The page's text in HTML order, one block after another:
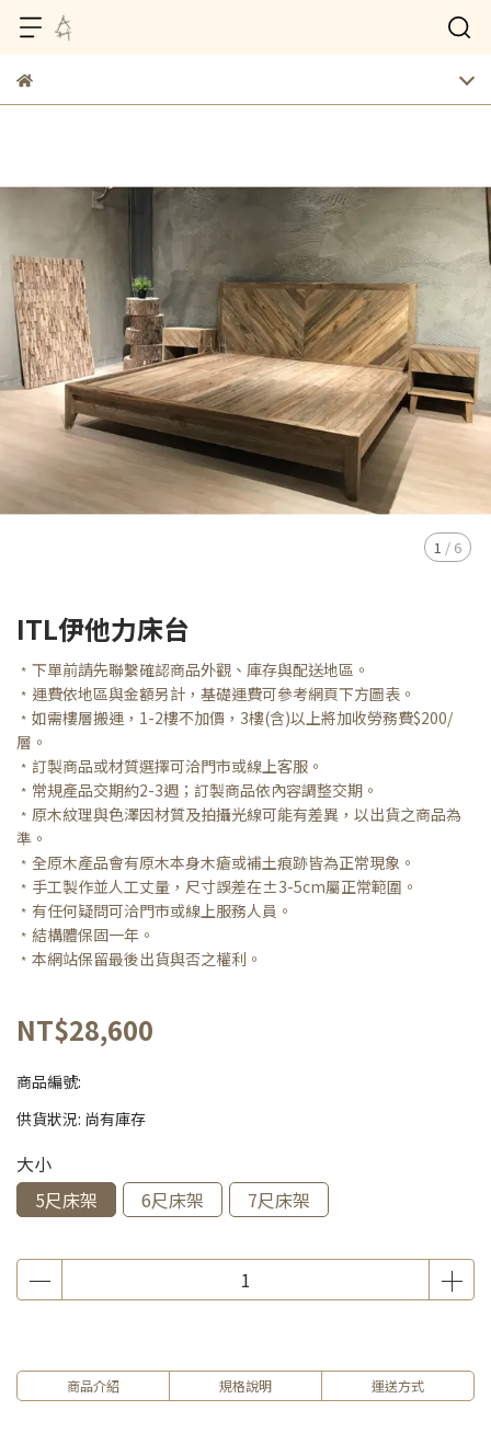
1 / 6
ITL伊他力床台
﹡下單前請先聯繫確認商品外觀、庫存與配送地區。
﹡運費依地區與金額另計，基礎運費可參考網頁下方圖表。
﹡如需樓層搬運，1-2樓不加價，3樓(含)以上將加收勞務費$200/
層。
﹡訂製商品或材質選擇可洽門市或線上客服。
﹡常規產品交期約2-3週；訂製商品依內容調整交期。
﹡原木紋理與色澤因材質及拍攝光線可能有差異，以出貨之商品為
準。
﹡全原木產品會有原木本身木瘡或補土痕跡皆為正常現象。
﹡手工製作並人工丈量，尺寸誤差在±3-5cm屬正常範圍。
﹡有任何疑問可洽門市或線上服務人員。
﹡結構體保固一年。
﹡本網站保留最後出貨與否之權利。
NT$28,600
商品編號:
供貨狀況: 尚有庫存
大小
5尺床架
6尺床架 7尺床架
商品介紹 規格說明 運送方式